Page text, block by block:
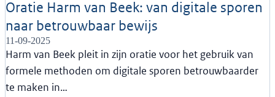
Oratie Harm van Beek: van digitale sporen
naar betrouwbaar bewijs
11-09-2025
Harm van Beek pleit in zijn oratie voor het gebruik van
formele methoden om digitale sporen betrouwbaarder
te maken in…